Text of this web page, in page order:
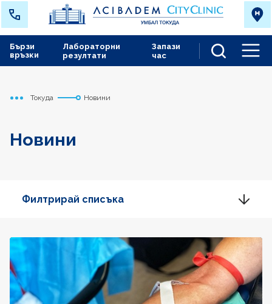
Лабораторни
резултати
Запази
час
Бързи
връзки
Начало
Токуда Новини
Новини
Филтрирай списъка